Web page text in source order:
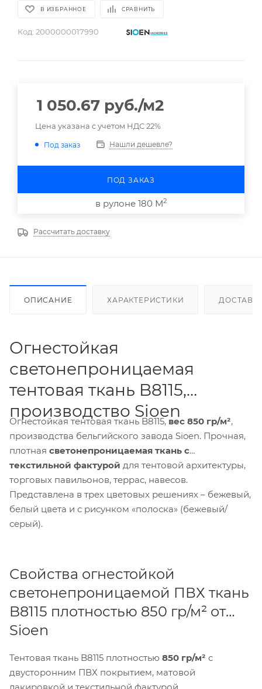
В ИЗБРАННОЕ СРАВНИТЬ
Код: 2000000017990
1 050.67 руб./м2
Цена указана с учетом НДС 22%
Под заказ Нашли дешевле?
ПОД ЗАКАЗ
в рулоне 180 М2
Рассчитать доставку
ОПИСАНИЕ ХАРАКТЕРИСТИКИ
Огнестойкая
светонепроницаемая
тентовая ткань B8115,
производство Sioen
Огнестойкая тентовая ткань B8115, вес 850 гр/м²,
производства бельгийского завода Sioen. Прочная,
плотная светонепроницаемая ткань с
текстильной фактурой для тентовой архитектуры,
торговых павильонов, террас, навесов.
Представлена в трех цветовых решениях – бежевый,
белый цвета и с рисунком «полоска» (бежевый/
серый).
Свойства огнестойкой
светонепроницаемой ПВХ ткань
B8115 плотностью 850 гр/м² от
Sioen
Тентовая ткань B8115 плотностью 850 гр/м² с
двусторонним ПВХ покрытием, матовой